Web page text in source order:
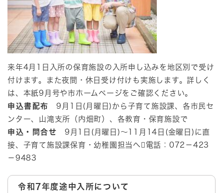
来年4月1日入所の保育施設の入所申し込みを地区別で受け
付けます。また夜間・休日受け付けも実施します。詳しく
は、本紙9月号や市ホームページをご確認ください。
申込書配布 9月1日(月曜日)から子育て施設課、各市民セ
ンター、山滝支所（内畑町）、各教育・保育施設で
申込・問合せ 9月1日(月曜日)～11月14日(金曜日)に直
接、子育て施設課保育・幼稚園担当へ電話：072－423
－9483
令和7年度途中入所について